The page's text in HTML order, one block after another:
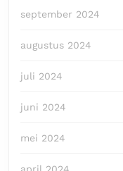
september 2024
augustus 2024
juli 2024
juni 2024
mei 2024
april 2024